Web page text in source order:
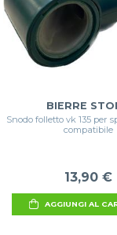
BIERRE
Snodo folletto vk 135 per
compatibile
13,90 €
AGGIUNGI AL